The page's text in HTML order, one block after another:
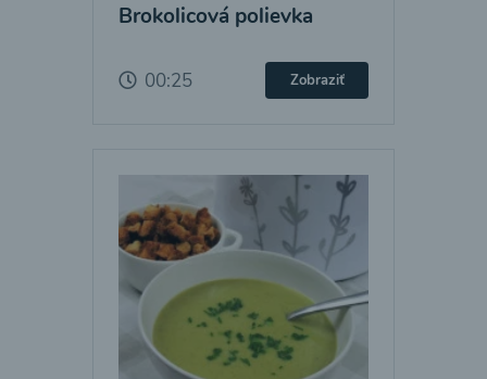
Brokolicová polievka
00:25 Zobraziť